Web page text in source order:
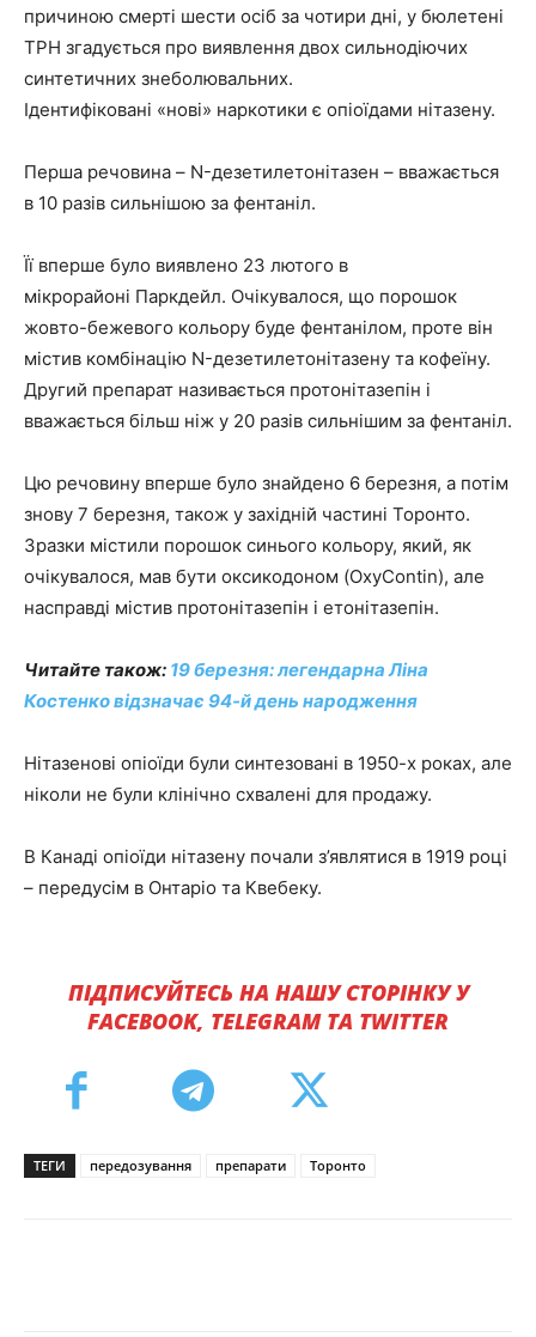
причиною смерті шести осіб за чотири дні, у бюлетені
TPH згадується про виявлення двох сильнодіючих
синтетичних знеболювальних.
Ідентифіковані «нові» наркотики є опіоїдами нітазену.
Перша речовина – N-дезетилетонітазен – вважається
в 10 разів сильнішою за фентаніл.
Її вперше було виявлено 23 лютого в
мікрорайоні Паркдейл. Очікувалося, що порошок
жовто-бежевого кольору буде фентанілом, проте він
містив комбінацію N-дезетилетонітазену та кофеїну.
Другий препарат називається протонітазепін і
вважається більш ніж у 20 разів сильнішим за фентаніл.
Цю речовину вперше було знайдено 6 березня, а потім
знову 7 березня, також у західній частині Торонто.
Зразки містили порошок синього кольору, який, як
очікувалося, мав бути оксикодоном (OxyContin), але
насправді містив протонітазепін і етонітазепін.
Читайте також: 19 березня: легендарна Ліна
Костенко відзначає 94-й день народження
Нітазенові опіоїди були синтезовані в 1950-х роках, але
ніколи не були клінічно схвалені для продажу.
В Канаді опіоїди нітазену почали з’являтися в 1919 році
– передусім в Онтаріо та Квебеку.
ПІДПИСУЙТЕСЬ НА НАШУ СТОРІНКУ У
FACEBOOK, TELEGRAM ТА TWITTER
ТЕГИ передозування препарати Торонто